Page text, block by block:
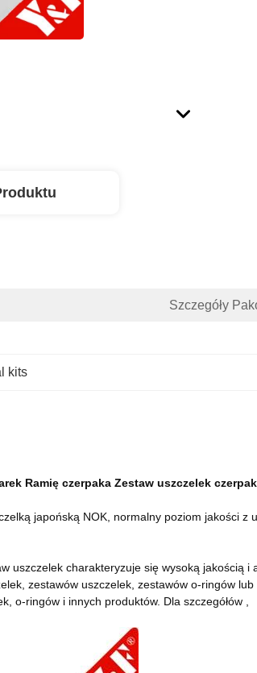
Szczegóły
kits
Ramię czerpaka Zestaw uszczelek
japońską NOK, normalny poziom jakości
uszczelek charakteryzuje się wysoką jakością i
zestawów uszczelek, zestawów o-ringów
o-ringów i innych produktów. Dla szczegółów ,